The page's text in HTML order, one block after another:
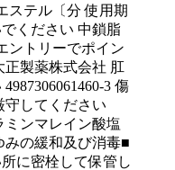
ステル〔分 使用期
ください 中鎖脂
ントリーでポイン
正製薬株式会社 肛
3 傷
守してください
ミンマレイン酸塩
みの緩和及び消毒■
に密栓して保管し